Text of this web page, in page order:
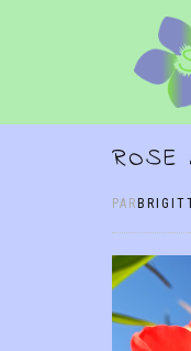
ROSE
PAR